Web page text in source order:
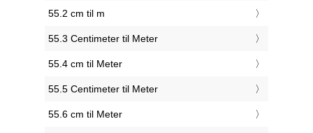
55.2 cm til m
55.3 Centimeter til Meter
55.4 cm til Meter
55.5 Centimeter til Meter
55.6 cm til Meter